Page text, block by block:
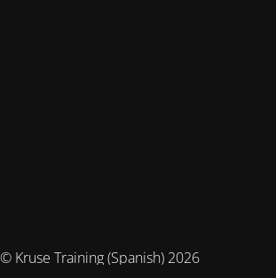
© Kruse Training (Spanish) 2026